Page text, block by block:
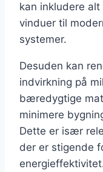
kan inkludere
vinduer til
systemer.
Desuden kan
indvirkning på
bæredygtige
minimere
Dette er især
der er stigende